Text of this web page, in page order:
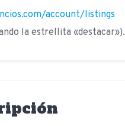
account/listings
la estrellita «destacar»).